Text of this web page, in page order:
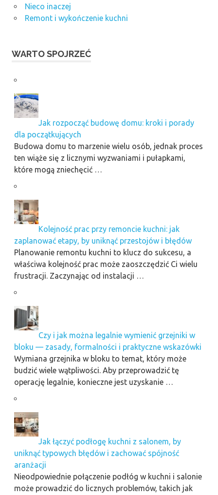
Nieco inaczej
Remont i wykończenie kuchni
WARTO SPOJRZEĆ
Jak rozpocząć budowę domu: kroki i porady
dla początkujących
Budowa domu to marzenie wielu osób, jednak proces
ten wiąże się z licznymi wyzwaniami i pułapkami,
które mogą zniechęcić …
Kolejność prac przy remoncie kuchni: jak
zaplanować etapy, by uniknąć przestojów i błędów
Planowanie remontu kuchni to klucz do sukcesu, a
właściwa kolejność prac może zaoszczędzić Ci wielu
frustracji. Zaczynając od instalacji …
Czy i jak można legalnie wymienić grzejniki w
bloku — zasady, formalności i praktyczne wskazówki
Wymiana grzejnika w bloku to temat, który może
budzić wiele wątpliwości. Aby przeprowadzić tę
operację legalnie, konieczne jest uzyskanie …
Jak łączyć podłogę kuchni z salonem, by
uniknąć typowych błędów i zachować spójność
aranżacji
Nieodpowiednie połączenie podłóg w kuchni i salonie
może prowadzić do licznych problemów, takich jak